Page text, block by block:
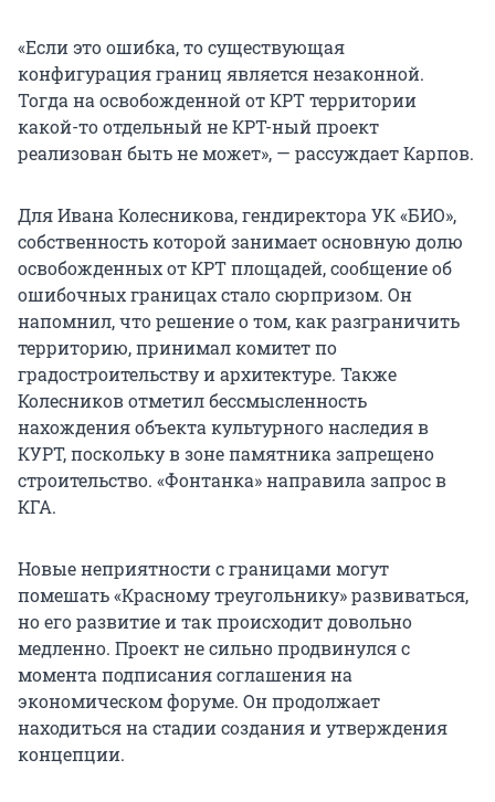
«Если это ошибка, то существующая
конфигурация границ является незаконной.
Тогда на освобожденной от КРТ территории
какой-то отдельный не КРТ-ный проект
реализован быть не может», — рассуждает Карпов.
Для Ивана Колесникова, гендиректора УК «БИО»,
собственность которой занимает основную долю
освобожденных от КРТ площадей, сообщение об
ошибочных границах стало сюрпризом. Он
напомнил, что решение о том, как разграничить
территорию, принимал комитет по
градостроительству и архитектуре. Также
Колесников отметил бессмысленность
нахождения объекта культурного наследия в
КУРТ, поскольку в зоне памятника запрещено
строительство. «Фонтанка» направила запрос в
КГА.
Новые неприятности с границами могут
помешать «Красному треугольнику» развиваться,
но его развитие и так происходит довольно
медленно. Проект не сильно продвинулся с
момента подписания соглашения на
экономическом форуме. Он продолжает
находиться на стадии создания и утверждения
концепции.